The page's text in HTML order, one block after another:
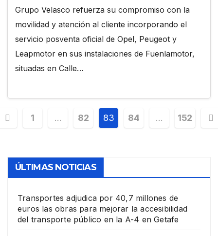
Grupo Velasco refuerza su compromiso con la
movilidad y atención al cliente incorporando el
servicio posventa oficial de Opel, Peugeot y
Leapmotor en sus instalaciones de Fuenlamotor,
situadas en Calle…
1 … 82 83 84 … 152
ÚLTIMAS NOTICIAS
Transportes adjudica por 40,7 millones de
euros las obras para mejorar la accesibilidad
del transporte público en la A-4 en Getafe